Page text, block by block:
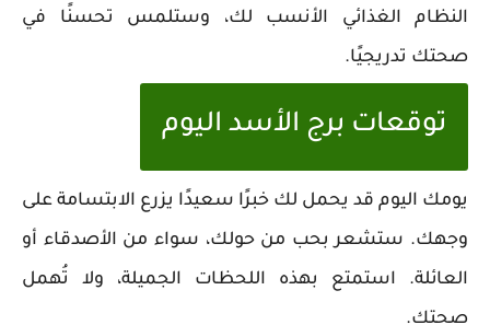
النظام الغذائي الأنسب لك، وستلمس تحسنًا في
صحتك تدريجيًا.
توقعات برج الأسد اليوم
يومك اليوم قد يحمل لك خبرًا سعيدًا يزرع الابتسامة على
وجهك. ستشعر بحب من حولك، سواء من الأصدقاء أو
العائلة. استمتع بهذه اللحظات الجميلة، ولا تُهمل
صحتك.